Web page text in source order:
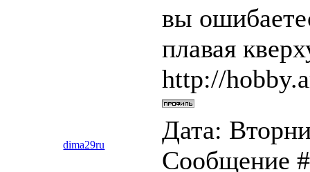
вы
плавая
http://
dima29ru
Дата:
Сообщение